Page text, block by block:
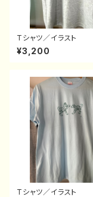
Tシャツ／イラスト
¥3,200
Tシャツ／イラスト